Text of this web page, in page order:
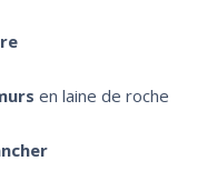
en laine de roche